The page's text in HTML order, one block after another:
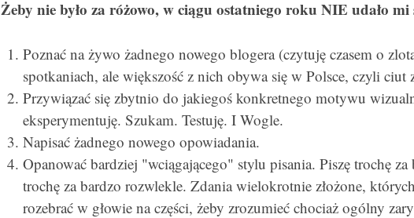
Żeby nie było za różowo, w ciągu ostatniego roku NIE udało
Poznać na żywo żadnego nowego blogera (czytuję czasem o
spotkaniach, ale większość z nich obywa się w Polsce, czyli ciut
Przywiązać się zbytnio do jakiegoś konkretnego motywu
eksperymentuję. Szukam. Testuję. I Wogle.
Napisać żadnego nowego opowiadania.
Opanować bardziej "wciągającego" stylu pisania. Piszę trochę za
trochę za bardzo rozwlekle. Zdania wielokrotnie złożone,
rozebrać w głowie na części, żeby zrozumieć chociaż ogólny